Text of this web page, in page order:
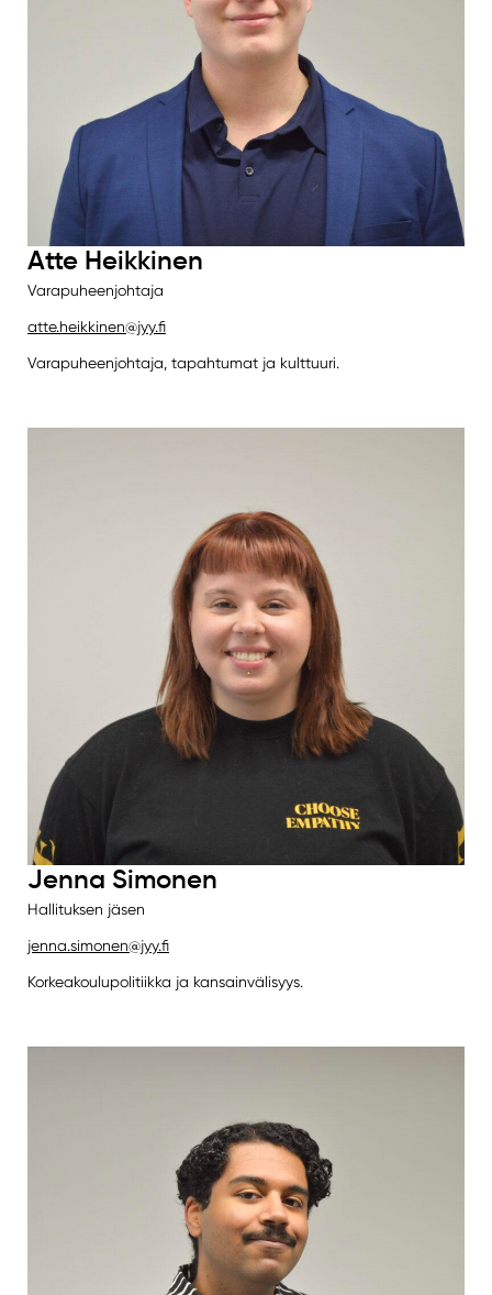
Atte Heikkinen
Varapuheenjohtaja
atte.heikkinen@jyy.fi
Varapuheenjohtaja, tapahtumat ja kulttuuri.
Jenna Simonen
Hallituksen jäsen
jenna.simonen@jyy.fi
Korkeakoulupolitiikka ja kansainvälisyys.